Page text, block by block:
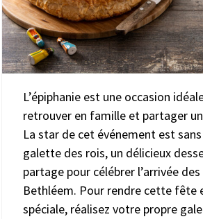
L’épiphanie est une occasion
retrouver en famille et partager
La star de cet événement est
galette des rois, un délicieux
partage pour célébrer l’arrivée
Bethléem. Pour rendre cette fête
spéciale, réalisez votre propre